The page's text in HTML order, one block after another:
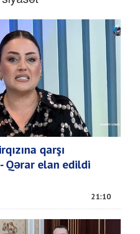
qarşı
Qərar elan edildi
21:10